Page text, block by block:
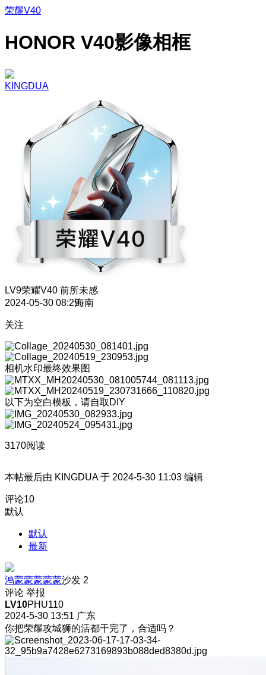
荣耀V40
HONOR V40影像相框
KINGDUA
LV9荣耀V40 前所未感
2024-05-30 08:29海南
关注
相机水印最终效果图
以下为空白模板，请自取DIY
3170阅读
本帖最后由 KINGDUA 于 2024-5-30 11:03 编辑
评论10
默认
默认
最新
鸿蒙蒙蒙蒙蒙沙发 2
评论 举报
LV10PHU110
2024-5-30 13:51 广东
你把荣耀攻城狮的活都干完了，合适吗？